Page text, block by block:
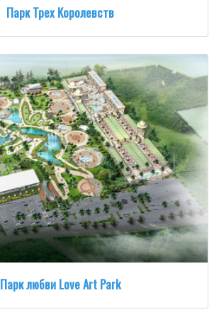
Парк Трех Королевств
Парк любви Love Art Park